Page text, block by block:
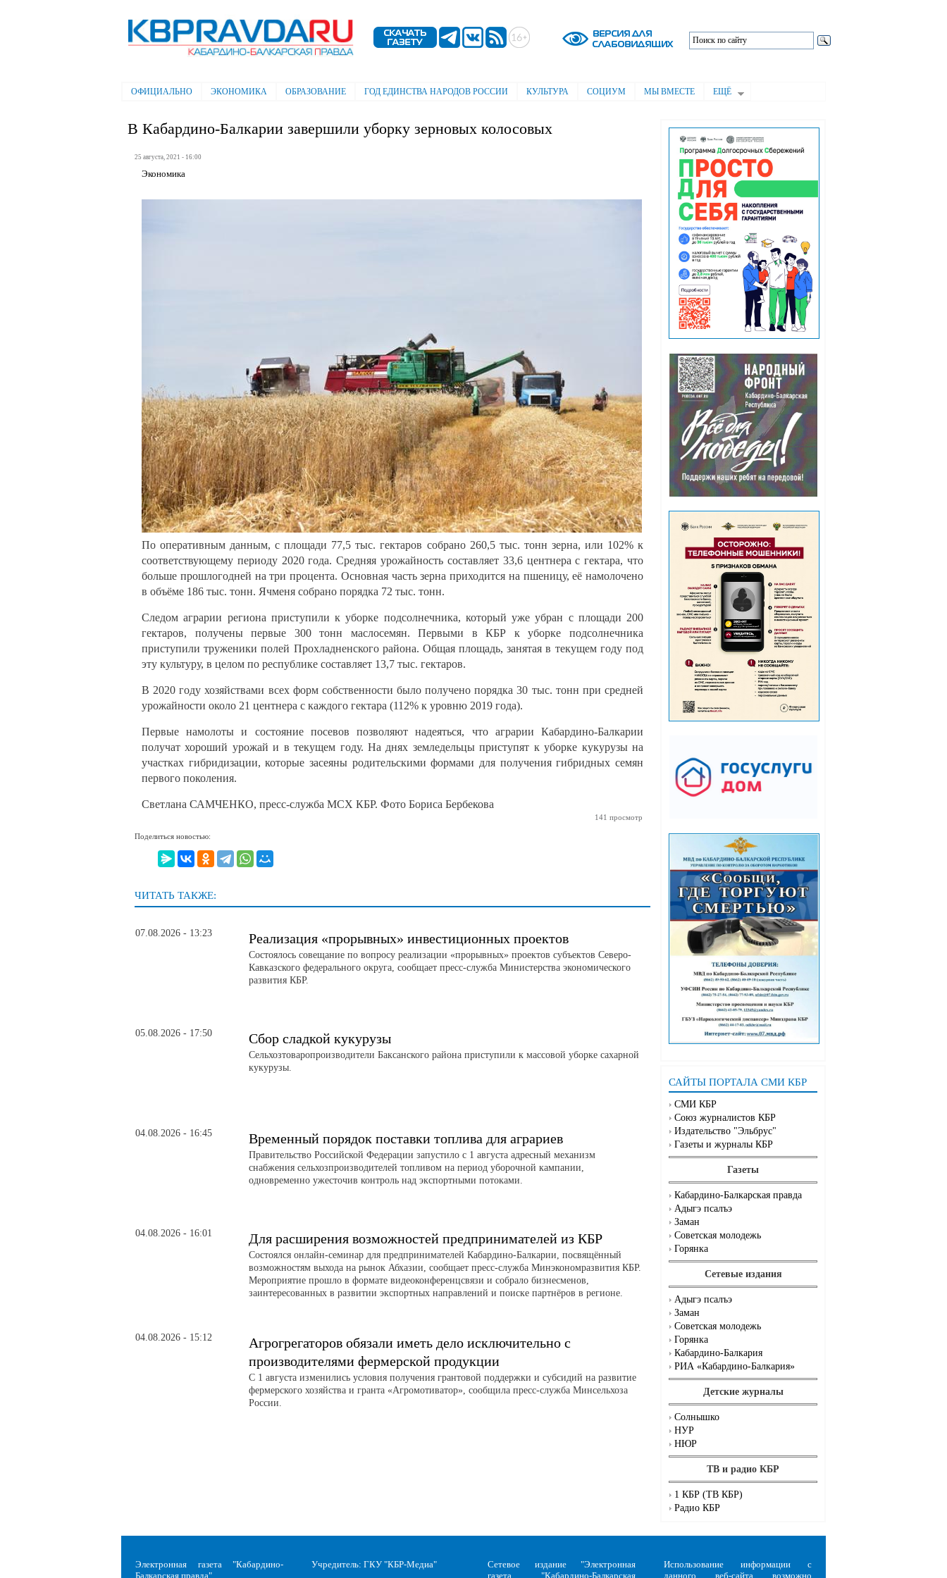
содержанию
Электронная газета "Кабардино-
Балкарская правда"
Главное меню
ОФИЦИАЛЬНО ЭКОНОМИКА ОБРАЗОВАНИЕ ГОД ЕДИНСТВА НАРОДОВ РОССИИ КУЛЬТУРА СОЦИУМ МЫ ВМЕСТЕ ЕЩЁ
САЙТЫ ПОРТАЛА СМИ КБР
СМИ КБР
Союз журналистов КБР
Издательство "Эльбрус"
Газеты и журналы КБР
Газеты
Кабардино-Балкарская правда
Адыгэ псалъэ
Заман
Советская молодежь
Горянка
Сетевые издания
Адыгэ псалъэ
Заман
Советская молодежь
Горянка
Кабардино-Балкария
РИА «Кабардино-Балкария»
Детские журналы
Солнышко
НУР
НЮР
ТВ и радио КБР
1 КБР (ТВ КБР)
Радио КБР
В Кабардино-Балкарии завершили уборку зерновых колосовых
25 августа, 2021 - 16:00
Экономика
По оперативным данным, с площади 77,5 тыс. гектаров собрано 260,5 тыс. тонн зерна, или 102% к
соответствующему периоду 2020 года. Средняя урожайность составляет 33,6 центнера с гектара, что
больше прошлогодней на три процента. Основная часть зерна приходится на пшеницу, её намолочено
в объёме 186 тыс. тонн. Ячменя собрано порядка 72 тыс. тонн.
Следом аграрии региона приступили к уборке подсолнечника, который уже убран с площади 200
гектаров, получены первые 300 тонн маслосемян. Первыми в КБР к уборке подсолнечника
приступили труженики полей Прохладненского района. Общая площадь, занятая в текущем году под
эту культуру, в целом по республике составляет 13,7 тыс. гектаров.
В 2020 году хозяйствами всех форм собственности было получено порядка 30 тыс. тонн при средней
урожайности около 21 центнера с каждого гектара (112% к уровню 2019 года).
Первые намолоты и состояние посевов позволяют надеяться, что аграрии Кабардино-Балкарии
получат хороший урожай и в текущем году. На днях земледельцы приступят к уборке кукурузы на
участках гибридизации, которые засеяны родительскими формами для получения гибридных семян
первого поколения.
Светлана САМЧЕНКО, пресс-служба МСХ КБР. Фото Бориса Бербекова
141 просмотр
Поделиться новостью:
ЧИТАТЬ ТАКЖЕ:
07.08.2026 - 13:23 Реализация «прорывных» инвестиционных проектов
Состоялось совещание по вопросу реализации «прорывных» проектов субъектов Северо-
Кавказского федерального округа, сообщает пресс-служба Министерства экономического
развития КБР.
05.08.2026 - 17:50 Сбор сладкой кукурузы
Сельхозтоваропроизводители Баксанского района приступили к массовой уборке сахарной
кукурузы.
04.08.2026 - 16:45 Временный порядок поставки топлива для аграриев
Правительство Российской Федерации запустило с 1 августа адресный механизм
снабжения сельхозпроизводителей топливом на период уборочной кампании,
одновременно ужесточив контроль над экспортными потоками.
04.08.2026 - 16:01 Для расширения возможностей предпринимателей из КБР
Состоялся онлайн-семинар для предпринимателей Кабардино-Балкарии, посвящённый
возможностям выхода на рынок Абхазии, сообщает пресс-служба Минэкономразвития КБР.
Мероприятие прошло в формате видеоконференцсвязи и собрало бизнесменов,
заинтересованных в развитии экспортных направлений и поиске партнёров в регионе.
04.08.2026 - 15:12
Агрогрегаторов обязали иметь дело исключительно с
производителями фермерской продукции
С 1 августа изменились условия получения грантовой поддержки и субсидий на развитие
фермерского хозяйства и гранта «Агромотиватор», сообщила пресс-служба Минсельхоза
России.
Электронная газета "Кабардино-
Балкарская правда"
Учредитель: ГКУ "КБР-Медиа"
Сетевое издание "Электронная
газета "Кабардино-Балкарская
Использование информации с
данного веб-сайта возможно